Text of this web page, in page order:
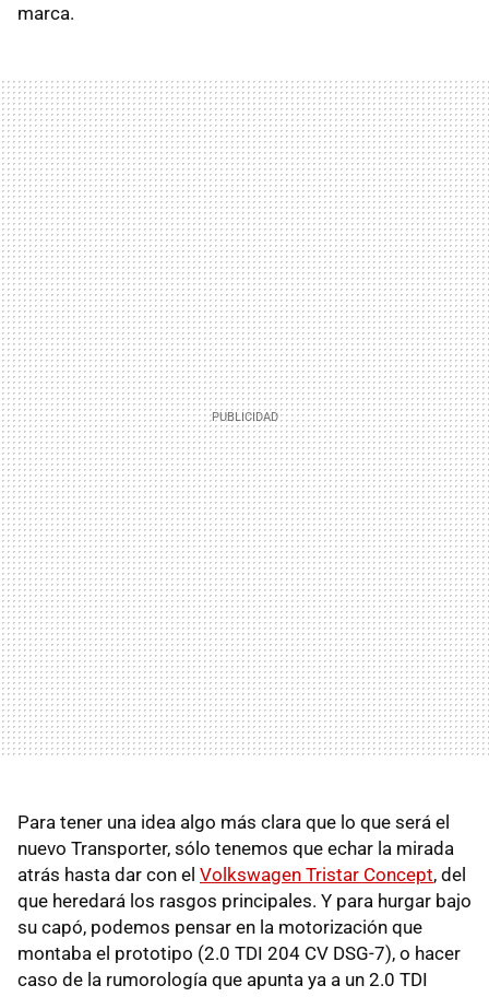
marca.
Para tener una idea algo más clara que lo que será el
nuevo Transporter, sólo tenemos que echar la mirada
atrás hasta dar con el Volkswagen Tristar Concept, del
que heredará los rasgos principales. Y para hurgar bajo
su capó, podemos pensar en la motorización que
montaba el prototipo (2.0 TDI 204 CV DSG-7), o hacer
caso de la rumorología que apunta ya a un 2.0 TDI